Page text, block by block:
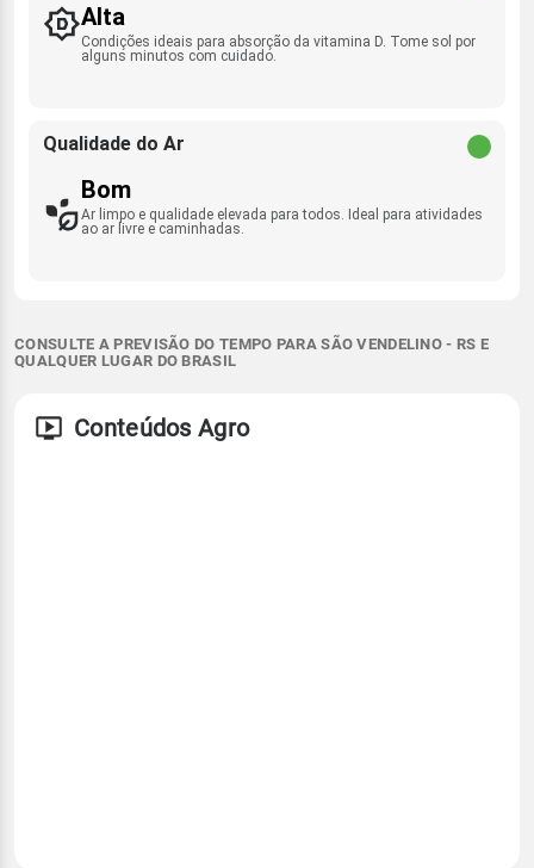
Alta
Condições ideais para absorção da vitamina D. Tome sol por
alguns minutos com cuidado.
Qualidade do Ar
Bom
Ar limpo e qualidade elevada para todos. Ideal para atividades
ao ar livre e caminhadas.
CONSULTE A PREVISÃO DO TEMPO PARA SÃO VENDELINO - RS E
QUALQUER LUGAR DO BRASIL
Conteúdos Agro